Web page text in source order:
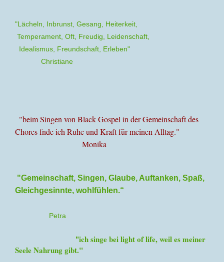
"Lächeln, Inbrunst, Gesang, Heiterkeit,
Temperament, Oft, Freudig, Leidenschaft,
Idealismus, Freundschaft, Erleben"
Christiane
"beim Singen von Black Gospel in der Gemeinschaft des
Chores fnde ich Ruhe und Kraft für meinen Alltag."
Monika
"Gemeinschaft, Singen, Glaube, Auftanken, Spaß,
Gleichgesinnte, wohlfühlen.“
Petra
"ich singe bei light of life, weil es meiner
Seele Nahrung gibt."